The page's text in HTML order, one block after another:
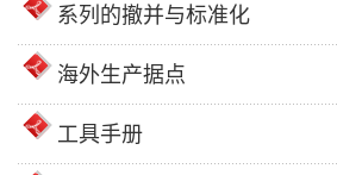
系列的撤并与标准化
海外生产据点
工具手册